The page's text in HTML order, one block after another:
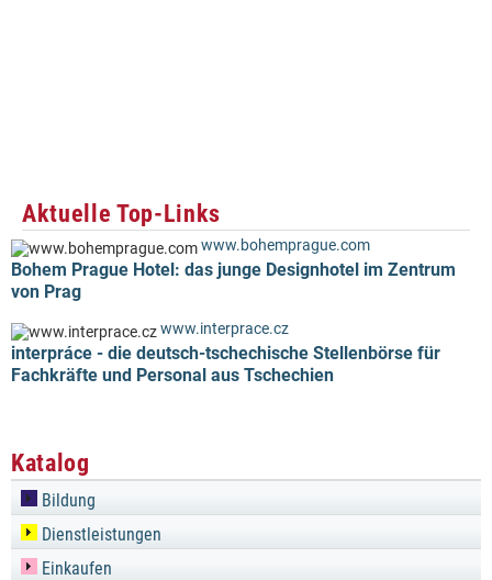
Aktuelle Top-Links
www.bohemprague.com
Bohem Prague Hotel: das junge Designhotel im Zentrum
von Prag
www.interprace.cz
interpráce - die deutsch-tschechische Stellenbörse für
Fachkräfte und Personal aus Tschechien
Katalog
Bildung
Dienstleistungen
Einkaufen